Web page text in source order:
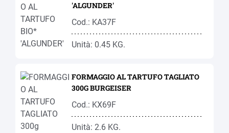
'ALGUNDER'
Cod.: KA37F
Unità: 0.45 KG.
FORMAGGIO AL TARTUFO TAGLIATO
300G BURGEISER
Cod.: KX69F
Unità: 2.6 KG.